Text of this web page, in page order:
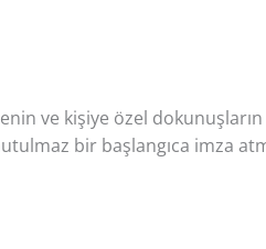
ve kişiye özel
bir başlangıca imza